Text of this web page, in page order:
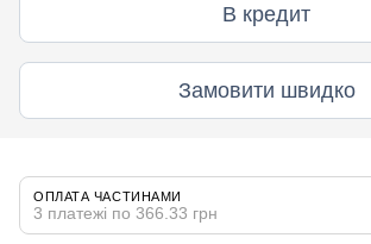
В кредит
Замовити швидко
ОПЛАТА ЧАСТИНАМИ
3 платежі по 366.33 грн